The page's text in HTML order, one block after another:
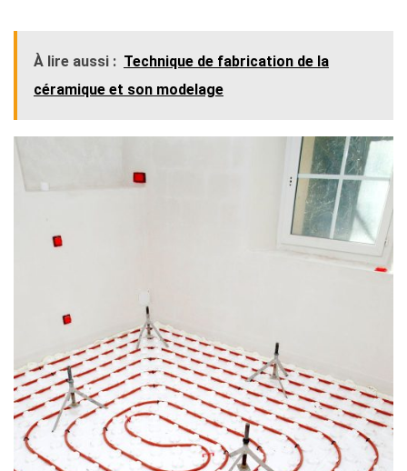
À lire aussi : Technique de fabrication de la
céramique et son modelage